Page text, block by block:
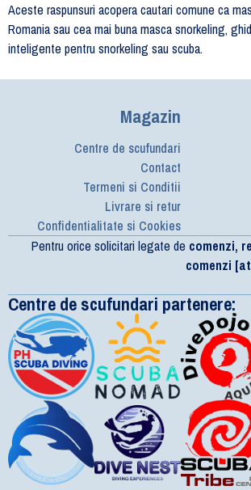
Aceste raspunsuri acopera cautari comune ca
Romania sau cea mai buna masca snorkeling,
inteligente pentru snorkeling sau scuba.
Magazin
Centre de scufundari
Contact
Termeni si Conditii
Livrare si retur
Confidentialitate si Cookies
Pentru orice solicitari legate de comenzi,
comenzi
Centre de scufundari partenere: